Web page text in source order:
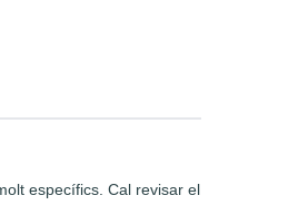
específics. Cal revisar el